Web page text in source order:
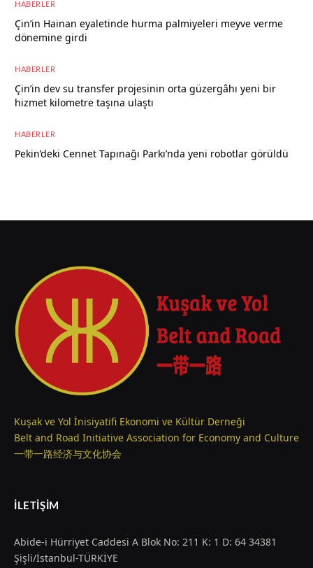
HABERLER
Çin’in Hainan eyaletinde hurma palmiyeleri meyve verme
dönemine girdi
HABERLER
Çin’in dev su transfer projesinin orta güzergâhı yeni bir
hizmet kilometre taşına ulaştı
HABERLER
Pekin’deki Cennet Tapınağı Parkı’nda yeni robotlar görüldü
Kuşak ve Yol İnisiyatifi Ekonomi ve Kültür Derneği
Belt and Road Initiative Association for Economy and Culture
一带一路经济与文化协会
İLETIŞIM
Abide-i Hürriyet Caddesi A Blok No: 211 K: 1 D: 64 34381
Şişli/İstanbul-TÜRKİYE